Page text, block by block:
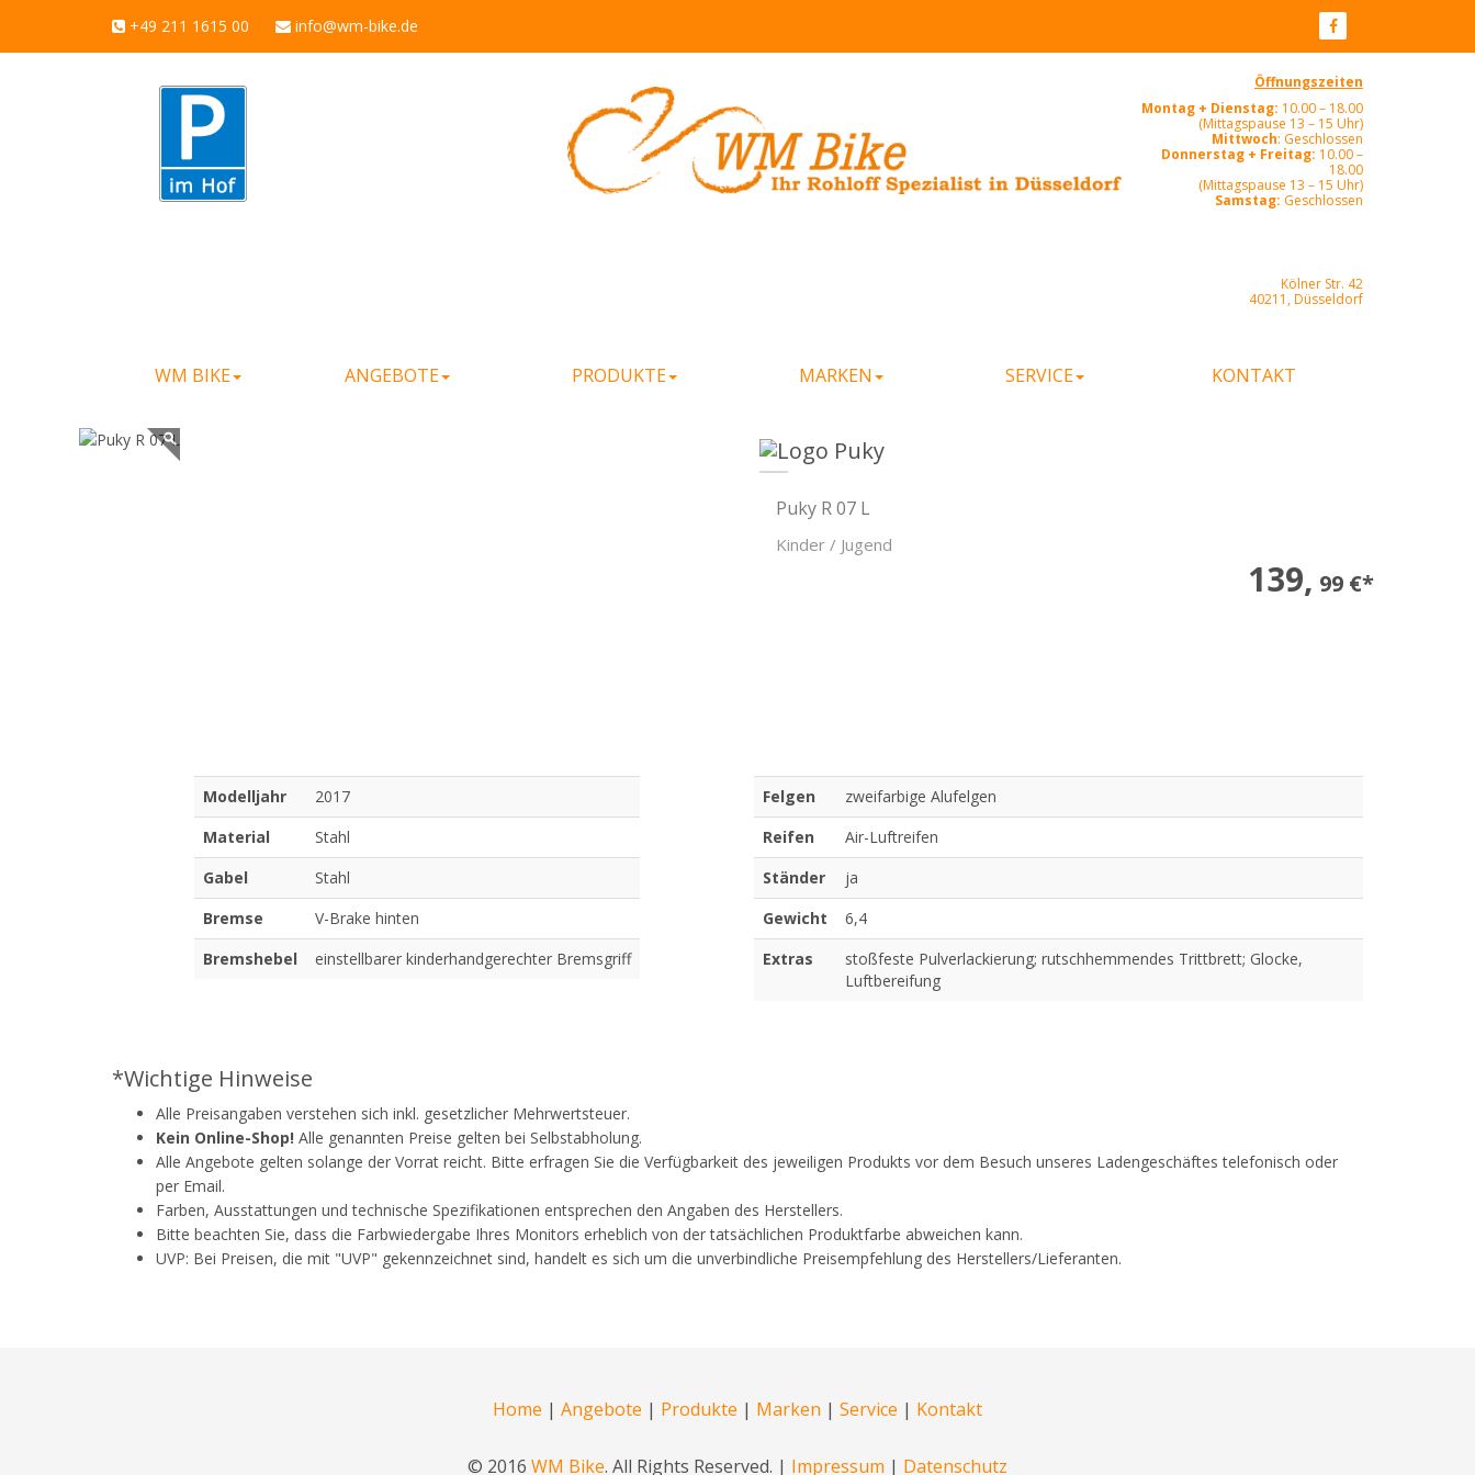
+49 211 1615 00 info@wm-bike.de
Öffnungszeiten
Montag + Dienstag: 10.00 – 18.00
(Mittagspause 13 – 15 Uhr)
Mittwoch: Geschlossen
Donnerstag + Freitag: 10.00 –
18.00
(Mittagspause 13 – 15 Uhr)
Samstag: Geschlossen
Kölner Str. 42
40211, Düsseldorf
WM BIKE ANGEBOTE PRODUKTE MARKEN SERVICE KONTAKT
Puky R 07 L
Kinder / Jugend
139, 99 €*
Modelljahr
2017
Material
Stahl
Gabel
Stahl
Bremse
V-Brake hinten
Bremshebel
einstellbarer kinderhandgerechter Bremsgriff
Felgen
zweifarbige Alufelgen
Reifen
Air-Luftreifen
Ständer
ja
Gewicht
6,4
Extras
stoßfeste Pulverlackierung; rutschhemmendes Trittbrett; Glocke,
Luftbereifung
*Wichtige Hinweise
Alle Preisangaben verstehen sich inkl. gesetzlicher Mehrwertsteuer.
Kein Online-Shop! Alle genannten Preise gelten bei Selbstabholung.
Alle Angebote gelten solange der Vorrat reicht. Bitte erfragen Sie die Verfügbarkeit des jeweiligen Produkts vor dem Besuch unseres Ladengeschäftes telefonisch oder
per Email.
Farben, Ausstattungen und technische Spezifikationen entsprechen den Angaben des Herstellers.
Bitte beachten Sie, dass die Farbwiedergabe Ihres Monitors erheblich von der tatsächlichen Produktfarbe abweichen kann.
UVP: Bei Preisen, die mit "UVP" gekennzeichnet sind, handelt es sich um die unverbindliche Preisempfehlung des Herstellers/Lieferanten.
Home | Angebote | Produkte | Marken | Service | Kontakt
© 2016 WM Bike. All Rights Reserved. | Impressum | Datenschutz